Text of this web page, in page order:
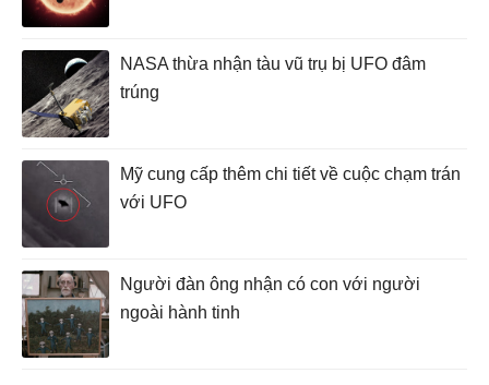
NASA thừa nhận tàu vũ trụ bị UFO đâm
trúng
Mỹ cung cấp thêm chi tiết về cuộc chạm trán
với UFO
Người đàn ông nhận có con với người
ngoài hành tinh